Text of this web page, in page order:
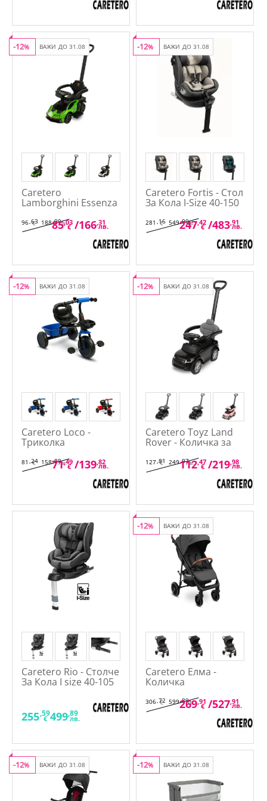
ВАЖИ ДО 31.08
-12%
Caretero
Lambоrghini Essenza
Ride-Оn - Кола
96,63
€ 188,99лв.
85,03
€ /166,31
лв.
ВАЖИ ДО 31.08
-12%
Caretero Fortis - Стол
За Кола I-Size 40-150
281 ,16
€ 549,90лв.
247,42
€ /483,91
лв.
ВАЖИ ДО 31.08
-12%
Caretero Loco -
Триколка
81 ,24
€ 158,89лв.
71,49
€ /139,82
лв.
ВАЖИ ДО 31.08
-12%
Caretero Toyz Land
Rover - Количка за
контрол
127,81
€ 249,97лв.
112,47
€ /219,98
лв.
Caretero Rio - Столче
За Кола I size 40-105
255,59
€ 499,89
лв.
ВАЖИ ДО 31.08
-12%
Caretero Елма -
Количка
306,72
€ 599,89лв.
269,91
€ /527 ,91
лв.
ВАЖИ ДО 31.08
-12% ВАЖИ ДО 31.08
-12%